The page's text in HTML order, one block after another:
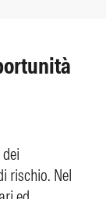
rischio. Nel